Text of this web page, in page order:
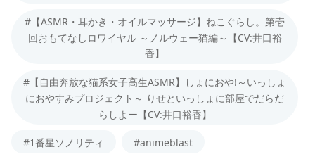
#【ASMR・耳かき・オイルマッサージ】ねこぐらし。第壱
回おもてなしロワイヤル ～ノルウェー猫編～【CV:井口裕
香】
#【自由奔放な猫系女子高生ASMR】しょにおや!～いっしょ
におやすみプロジェクト～ りせといっしょに部屋でだらだ
らしよー【CV:井口裕香】
#1番星ソノリティ #animeblast